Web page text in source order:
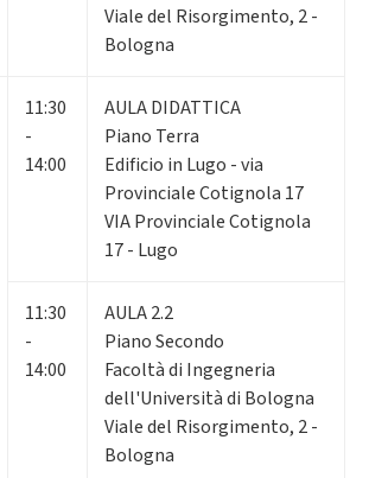
Viale del Risorgimento, 2 -
Bologna
11:30
-
14:00
AULA DIDATTICA
Piano Terra
Edificio in Lugo - via
Provinciale Cotignola 17
VIA Provinciale Cotignola
17 - Lugo
11:30
-
14:00
AULA 2.2
Piano Secondo
Facoltà di Ingegneria
dell'Università di Bologna
Viale del Risorgimento, 2 -
Bologna